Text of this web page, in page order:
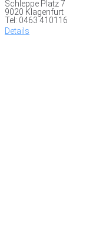
Schleppe Platz 7
9020 Klagenfurt
Tel: 0463 410116
Details